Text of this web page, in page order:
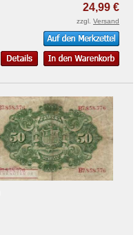
24,99 €
zzgl. Versand